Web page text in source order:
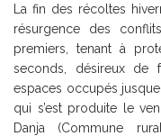
La fin des récoltes
résurgence des
premiers, tenant à
seconds, désireux de
espaces occupés
qui s’est produite le
Danja (Commune